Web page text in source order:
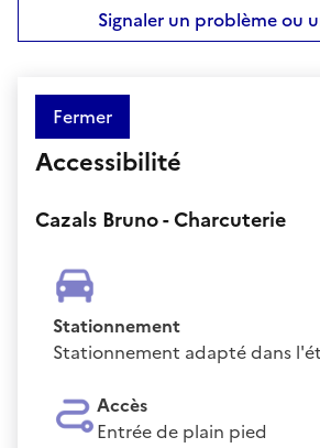
Signaler un problème ou
Fermer
Accessibilité
Cazals Bruno - Charcuterie
Stationnement
Stationnement adapté dans
Accès
Entrée de plain pied